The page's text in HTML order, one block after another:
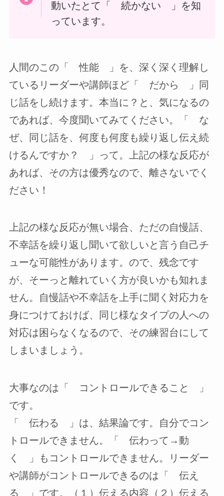
動いたとて「 続かない 」を知
っています。
人間のこの「 性能 」を、深く深く理解し
ているリーダーや講師ほど「 だから 」同
じ話をし続けます。本当に？と、気になるの
であれば、今度聞いてみてください。「 な
ぜ、同じ話を、何度も何度も繰り返し伝え続
けるんですか？ 」って。上記の様な反応が
あれば、その方は優秀なので、離さないでく
ださい！
上記の様な反応が無い場合、ただの自慢話、
不幸話を繰り返し聞いて欲しいと言う自己チ
ューな可能性があります。ので、残念です
が、そーっと離れていく方が良いかも知れま
せん。自慢話や不幸話を上手に聞く対応力を
身につけておけば、同じ様なタイプの人への
対応は困らなくなるので、その練習台にして
しまいましょう。
大事なのは「 コントロールできること 」
です。
「 伝わる 」は、結果論です。自分でコン
トロールできません。「 伝わって→動
く 」もコントロールできません。リーダー
や講師がコントロールできるのは「 伝え
る 」です。（１）伝える内容（２）伝える